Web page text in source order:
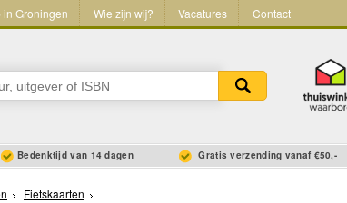
in Groningen Wie zijn wij? Vacatures Contact
Bedenktijd van 14 dagen Gratis verzending vanaf €50,-
Fietskaarten